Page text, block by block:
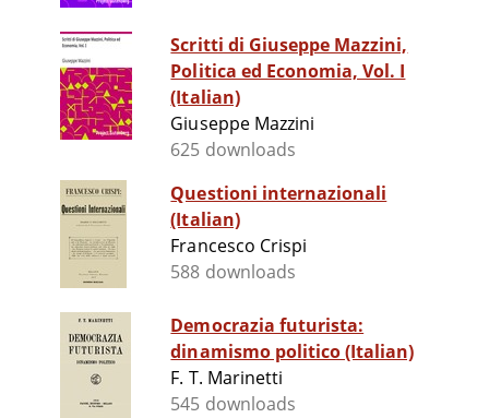
Scritti di Giuseppe Mazzini,
Politica ed Economia, Vol. I
(Italian)
Giuseppe Mazzini
625 downloads
Questioni internazionali
(Italian)
Francesco Crispi
588 downloads
Democrazia futurista:
dinamismo politico (Italian)
F. T. Marinetti
545 downloads